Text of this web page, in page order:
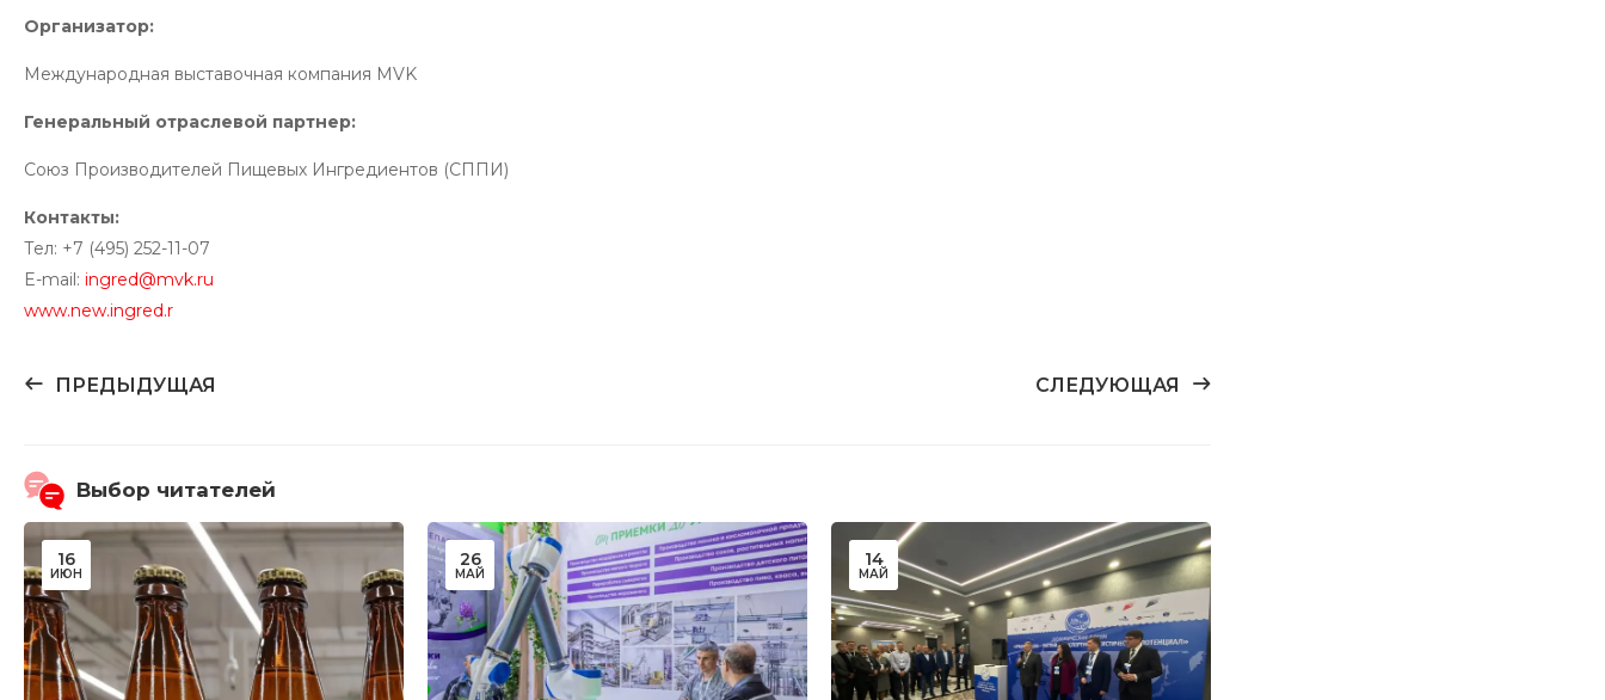
Организатор:
Международная выставочная компания MVK
Генеральный отраслевой партнер:
Союз Производителей Пищевых Ингредиентов (СППИ)
Контакты:
Тел: +7 (495) 252-11-07
E-mail: ingred@mvk.ru
www.new.ingred.r
ПРЕДЫДУЩАЯ СЛЕДУЮЩАЯ
Выбор читателей
16
ИЮН
26
МАЙ
14
МАЙ